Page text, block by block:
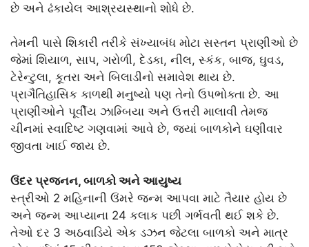
છે અને ઢંકાયેલ આશ્રયસ્થાનો શોધે છે.
તેમની પાસે શિકારી તરીકે સંખ્યાબંધ મોટા સસ્તન પ્રાણીઓ છે
જેમાં શિયાળ, સાપ, ગરોળી, દેડકા, નીલ, સ્કંક, બાજ, ઘુવડ,
ટેરેન્ટુલા, કૂતરા અને બિલાડીનો સમાવેશ થાય છે.
પ્રાગૈતિહાસિક કાળથી મનુષ્યો પણ તેનો ઉપભોક્તા છે. આ
પ્રાણીઓને પૂર્વીય ઝામ્બિયા અને ઉત્તરી માલાવી તેમજ
ચીનમાં સ્વાદિષ્ટ ગણવામાં આવે છે, જ્યાં બાળકોને ઘણીવાર
જીવતા ખાઈ જાય છે.
ઉંદર પ્રજનન, બાળકો અને આયુષ્ય
સ્ત્રીઓ 2 મહિનાની ઉંમરે જન્મ આપવા માટે તૈયાર હોય છે
અને જન્મ આપ્યાના 24 કલાક પછી ગર્ભવતી થઈ શકે છે.
તેઓ દર 3 અઠવાડિયે એક ડઝન જેટલા બાળકો અને માત્ર